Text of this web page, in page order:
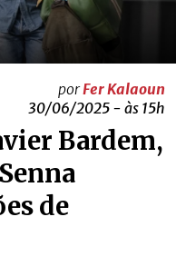
porFer Kalaoun
30/06/2025 - às 15h
Bardem,
de